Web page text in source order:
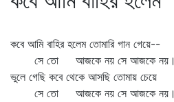
কবে আমি বাহির হলেম তোমারি গান গেয়ে--
সে তো আজকে নয় সে আজকে নয়।
ভুলে গেছি কবে থেকে আসছি তোমায় চেয়ে
সে তো আজকে নয় সে আজকে নয়।